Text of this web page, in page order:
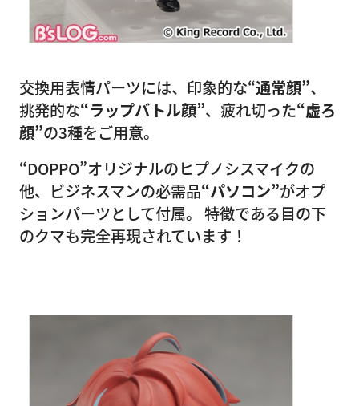
交換用表情パーツには、印象的な“通常顔”、
挑発的な“ラップバトル顔”、疲れ切った“虚ろ
顔”の3種をご用意。
“DOPPO”オリジナルのヒプノシスマイクの
他、ビジネスマンの必需品“パソコン”がオプ
ションパーツとして付属。 特徴である目の下
のクマも完全再現されています！